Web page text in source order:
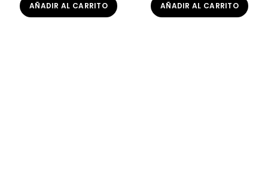
AÑADIR AL CARRITO
originalactual
AÑADIR AL CARRITO